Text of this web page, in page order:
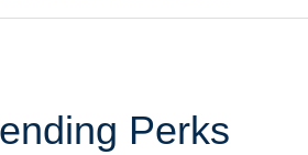
Perks